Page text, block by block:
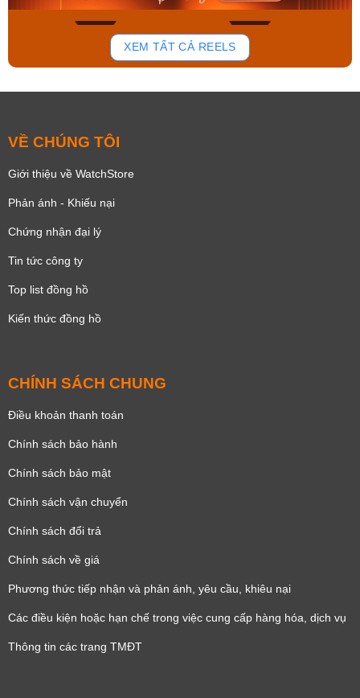
140
XEM TẤT CẢ REELS
VỀ CHÚNG TÔI
Giới thiệu về WatchStore
Phản ánh - Khiếu nại
Chứng nhận đại lý
Tin tức công ty
Top list đồng hồ
Kiến thức đồng hồ
CHÍNH SÁCH CHUNG
Điều khoản thanh toán
Chính sách bảo hành
Chính sách bảo mật
Chính sách vận chuyển
Chính sách đổi trả
Chính sách về giá
Phương thức tiếp nhận và phản ánh, yêu cầu, khiêu nại
Các điều kiện hoặc hạn chế trong việc cung cấp hàng hóa, dịch vụ
Thông tin các trang TMĐT